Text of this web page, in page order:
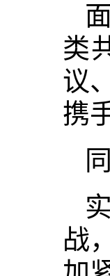
类
议
携
战